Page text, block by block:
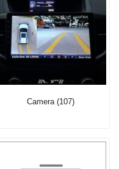
Camera (107)